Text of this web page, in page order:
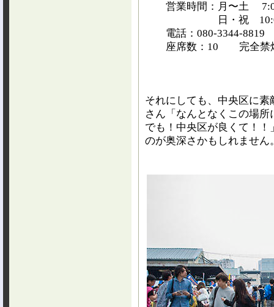
営業時間：月〜土
日・祝 10:00
電話：080-3344-8819
座席数：10 完全禁
それにしても、中央区に
さん「なんとなくこの場
でも！中央区が良くて！
のが奥深さかもしれません